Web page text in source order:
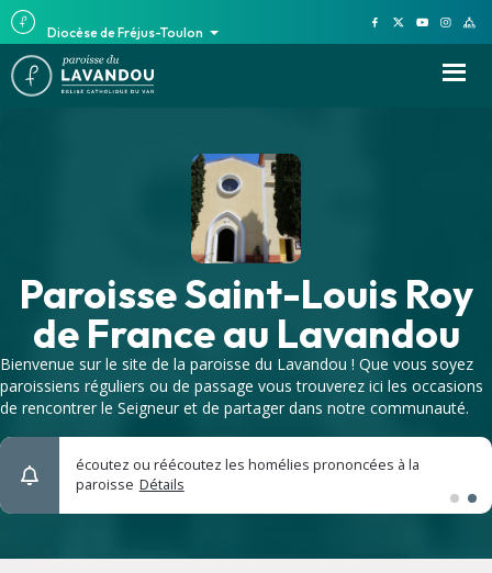
Diocèse de Fréjus-Toulon
Paroisse Saint-Louis Roy
de France au Lavandou
Bienvenue sur le site de la paroisse du Lavandou ! Que vous soyez
paroissiens réguliers ou de passage vous trouverez ici les occasions
de rencontrer le Seigneur et de partager dans notre communauté.
écoutez ou réécoutez les homélies prononcées à la
paroisse Détails